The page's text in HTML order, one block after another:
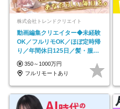
株式会社トレンドクリエイト
動画編集クリエイター◆未経験
OK／フルリモOK／ほぼ定時帰
り／年間休日125日／髪・服・
ネイル自由／副業OK
350～1000万円
フルリモートあり